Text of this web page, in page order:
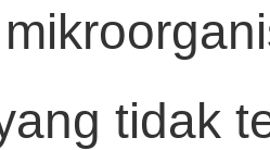
tidak